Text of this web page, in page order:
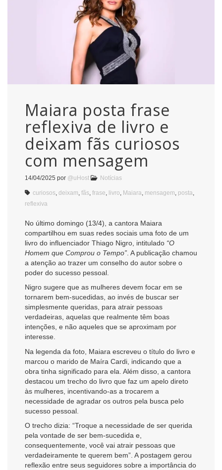
Maiara posta frase
reflexiva de livro e
deixam fãs curiosos
com mensagem
14/04/2025 por @uHost Notícias
curiosos deixam fãs frase livro Maiara mensagem posta
reflexiva
No último domingo (13/4), a cantora Maiara
compartilhou em suas redes sociais uma foto de um
livro do influenciador Thiago Nigro, intitulado “O
Homem que Comprou o Tempo” . A publicação chamou
a atenção ao trazer um conselho do autor sobre o
poder do sucesso pessoal.
Nigro sugere que as mulheres devem focar em se
tornarem bem-sucedidas, ao invés de buscar ser
simplesmente queridas, para atrair pessoas
verdadeiras, aquelas que realmente têm boas
intenções, e não aqueles que se aproximam por
interesse.
Na legenda da foto, Maiara escreveu o título do livro e
marcou o marido de Maíra Cardi, indicando que a
obra tinha significado para ela. Além disso, a cantora
destacou um trecho do livro que faz um apelo direto
às mulheres, incentivando-as a trocarem a
necessidade de agradar os outros pela busca pelo
sucesso pessoal.
O trecho dizia: “Troque a necessidade de ser querida
pela vontade de ser bem-sucedida e,
consequentemente, você vai atrair pessoas que
verdadeiramente te querem bem”. A postagem gerou
reflexão entre seus seguidores sobre a importância do